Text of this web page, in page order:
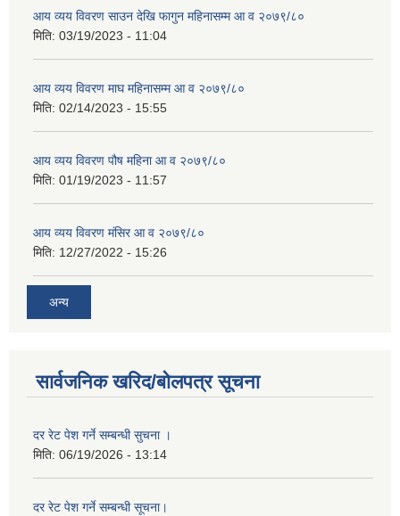
आय व्यय विवरण साउन देखि फागुन महिनासम्म आ व २०७९/८०
मिति: 03/19/2023 - 11:04
आय व्यय विवरण माघ महिनासम्म आ व २०७९/८०
मिति: 02/14/2023 - 15:55
आय व्यय विवरण पौष महिना आ व २०७९/८०
मिति: 01/19/2023 - 11:57
आय व्यय विवरण मंसिर आ व २०७९/८०
मिति: 12/27/2022 - 15:26
अन्य
सार्वजनिक खरिद/बोलपत्र सूचना
दर रेट पेश गर्ने सम्बन्धी सुचना ।
मिति: 06/19/2026 - 13:14
दर रेट पेश गर्ने सम्बन्धी सूचना।